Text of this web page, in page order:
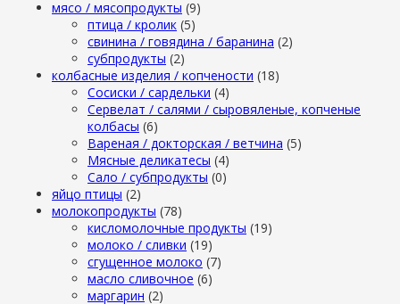
мясо / мясопродукты (9)
птица / кролик (5)
свинина / говядина / баранина (2)
субпродукты (2)
колбасные изделия / копчености (18)
Сосиски / сардельки (4)
Сервелат / салями / сыровяленые, копченые
колбасы (6)
Вареная / докторская / ветчина (5)
Мясные деликатесы (4)
Сало / субпродукты (0)
яйцо птицы (2)
молокопродукты (78)
кисломолочные продукты (19)
молоко / сливки (19)
сгущенное молоко (7)
масло сливочное (6)
маргарин (2)